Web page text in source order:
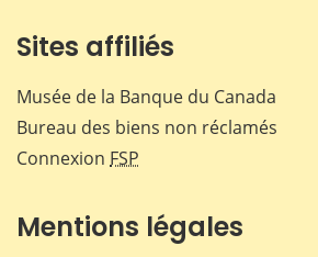
Sites affiliés
Musée de la Banque du Canada
Bureau des biens non réclamés
Connexion FSP
Mentions légales